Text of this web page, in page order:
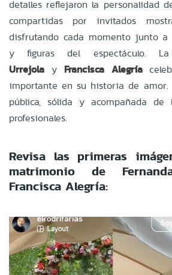
detalles reflejaron la personalidad
compartidas por invitados
disfrutando cada momento junto a
y figuras del espectáculo.
Urrejola y Francisca Alegría
importante en su historia de
pública, sólida y acompañada de
profesionales.
Revisa las primeras
matrimonio de
Francisca Alegría: